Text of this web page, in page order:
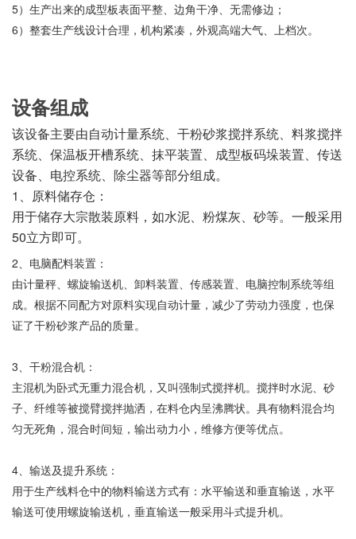
5）生产出来的成型板表面平整、边角干净、无需修边；
6）整套生产线设计合理，机构紧凑，外观高端大气、上档次。
设备组成
该设备主要由自动计量系统、干粉砂浆搅拌系统、料浆搅拌
系统、保温板开槽系统、抹平装置、成型板码垛装置、传送
设备、电控系统、除尘器等部分组成。
1、原料储存仓：
用于储存大宗散装原料，如水泥、粉煤灰、砂等。一般采用
50立方即可。
2、电脑配料装置：
由计量秤、螺旋输送机、卸料装置、传感装置、电脑控制系统等组
成。根据不同配方对原料实现自动计量，减少了劳动力强度，也保
证了干粉砂浆产品的质量。
3、干粉混合机：
主混机为卧式无重力混合机，又叫强制式搅拌机。搅拌时水泥、砂
子、纤维等被搅臂搅拌抛洒，在料仓内呈沸腾状。具有物料混合均
匀无死角，混合时间短，输出动力小，维修方便等优点。
4、输送及提升系统：
用于生产线料仓中的物料输送方式有：水平输送和垂直输送，水平
输送可使用螺旋输送机，垂直输送一般采用斗式提升机。